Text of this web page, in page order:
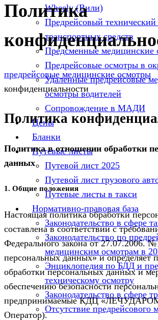
Wheely (Вили)
Предрейсовый технический
транспортных средств
Предсменные медицинские
Предрейсовые осмотры в
Удаленные предрейсовые
осмотры водителей
Сопровождение в МАДИ
Цены
Бланки
Путевые листы
Путевой лист 2025
Путевой лист грузового
Путевые листы в такси
Нормативно-правовая база
Законодательство в сфере
Законодательство по
медицинским осмотрам в
Энциклопедия по БДД и
техническому осмотру
Законодательство в сфере
Отсутствие предрейсового
Политика
предрейсовые медицинские осмотры
конфиденциальности
Политика
Политика в отношении обработки
данных
1. Общие положения
Настоящая политика обработки
составлена в соответствии с
Федерального закона от 27.07.2006.
персональных данных» и определяет
обработки персональных данных и
обеспечению безопасности
предпринимаемые КДЦ
Оператор).